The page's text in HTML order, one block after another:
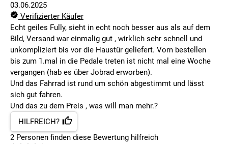
03.06.2025
Verifizierter Käufer
Echt geiles Fully, sieht in echt noch besser aus als auf dem
Bild, Versand war einmalig gut , wirklich sehr schnell und
unkompliziert bis vor die Haustür geliefert. Vom bestellen
bis zum 1.mal in die Pedale treten ist nicht mal eine Woche
vergangen (hab es über Jobrad erworben).
Und das Fahrrad ist rund um schön abgestimmt und lässt
sich gut fahren.
Und das zu dem Preis , was will man mehr.?
HILFREICH?
2 Personen finden diese Bewertung hilfreich